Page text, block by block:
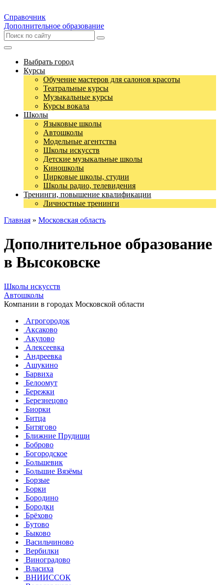
Справочник
Дополнительное образование
Выбрать город
Курсы
Обучение мастеров для салонов красоты
Театральные курсы
Музыкальные курсы
Курсы вокала
Школы
Языковые школы
Автошколы
Модельные агентства
Школы искусств
Детские музыкальные школы
Киношколы
Цирковые школы, студии
Школы радио, телевидения
Тренинги, повышение квалификации
Личностные тренинги
Главная » Московская область
Дополнительное образование
в Высоковске
Школы искусств
Автошколы
Компании в городах Московской области
Агрогородок
Аксаково
Акулово
Алексеевка
Андреевка
Ашукино
Барвиха
Белоомут
Бережки
Березнецово
Биорки
Битца
Битягово
Ближние Прудищи
Боброво
Богородское
Большевик
Большие Вязёмы
Борзые
Борки
Бородино
Бородки
Брёхово
Бутово
Быково
Васильчиново
Вербилки
Виноградово
Власиха
ВНИИССОК